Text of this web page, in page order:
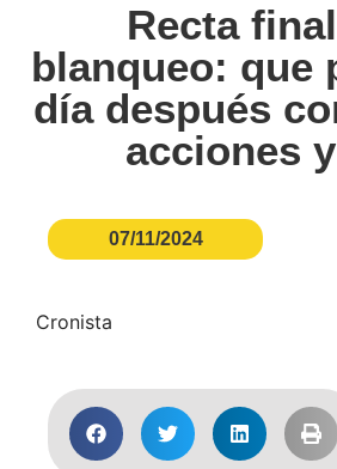
Recta
blanqueo: que
día después
acciones
07/11/2024
Cronista